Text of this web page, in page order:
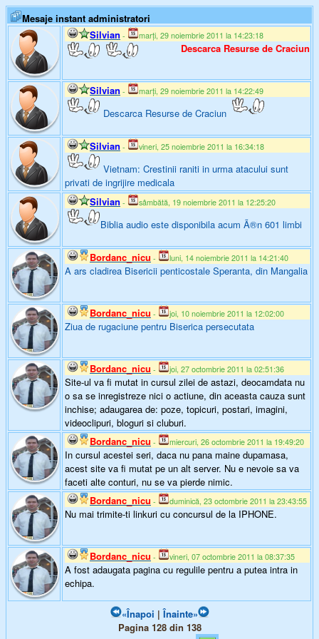
Mesaje instant administratori
Silvian - marți, 29 noiembrie 2011 la 14:23:18
Descarca Resurse de Craciun
Silvian - marți, 29 noiembrie 2011 la 14:22:49
Descarca Resurse de Craciun
Silvian - vineri, 25 noiembrie 2011 la 16:34:18
Vietnam: Crestinii raniti in urma atacului sunt
privati de ingrijire medicala
Silvian - sâmbătă, 19 noiembrie 2011 la 12:25:20
Biblia audio este disponibila acum Ã®n 601 limbi
Bordanc_nicu - luni, 14 noiembrie 2011 la 14:21:40
A ars cladirea Bisericii penticostale Speranta, din Mangalia
Bordanc_nicu - joi, 10 noiembrie 2011 la 12:02:00
Ziua de rugaciune pentru Biserica persecutata
Bordanc_nicu - joi, 27 octombrie 2011 la 02:51:36
Site-ul va fi mutat in cursul zilei de astazi, deocamdata nu
o sa se inregistreze nici o actiune, din aceasta cauza sunt
inchise; adaugarea de: poze, topicuri, postari, imagini,
videoclipuri, bloguri si cluburi.
Bordanc_nicu - miercuri, 26 octombrie 2011 la 19:49:20
In cursul acestei seri, daca nu pana maine dupamasa,
acest site va fi mutat pe un alt server. Nu e nevoie sa va
faceti alte conturi, nu se va pierde nimic.
Bordanc_nicu - duminică, 23 octombrie 2011 la 23:43:55
Nu mai trimite-ti linkuri cu concursul de la IPHONE.
Bordanc_nicu - vineri, 07 octombrie 2011 la 08:37:35
A fost adaugata pagina cu regulile pentru a putea intra in
echipa.
«Înapoi |Înainte»
Pagina 128 din 138